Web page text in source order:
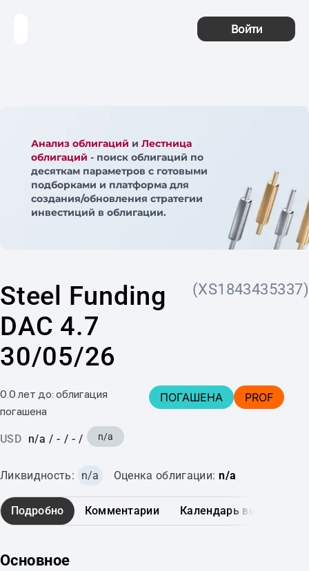
Войти
Анализ облигаций и Лестница
облигаций - поиск облигаций по
десяткам параметров с готовыми
подборками и платформа для
создания/обновления стратегии
инвестиций в облигации.
Steel Funding
DAC 4.7
30/05/26
(XS1843435337)
0.0 лет до: облигация
погашена
ПОГАШЕНА PROF
USD n/a / - / - / n/a
Ликвидность: n/a Оценка облигации: n/a
Подробно Комментарии Календарь выплат
Основное